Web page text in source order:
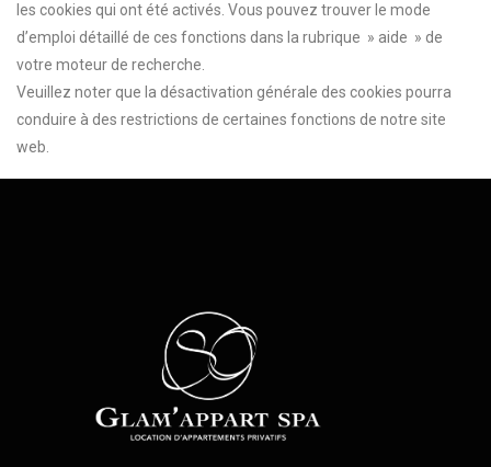
les cookies qui ont été activés. Vous pouvez trouver le mode
d’emploi détaillé de ces fonctions dans la rubrique » aide » de
votre moteur de recherche.
Veuillez noter que la désactivation générale des cookies pourra
conduire à des restrictions de certaines fonctions de notre site
web.